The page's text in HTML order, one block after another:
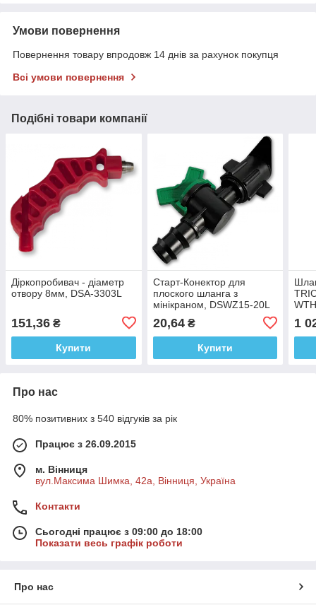
Умови повернення
Повернення товару впродовж 14 днів за рахунок покупця
Всі умови повернення
Подібні товари компанії
Діркопробивач - діаметр
отвору 8мм, DSA-3303L
151,36 ₴
Купити
Старт-Конектор для
плоского шланга з
мінікраном, DSWZ15-20L
20,64₴
Купити
1
Про нас
80% позитивних з 540 відгуків за рік
Працює з 26.09.2015
м. Вінниця
вул.Максима Шимка, 42а, Вінниця, Україна
Контакти
Сьогодні працює з 09:00 до 18:00
Показати весь графік роботи
Про нас